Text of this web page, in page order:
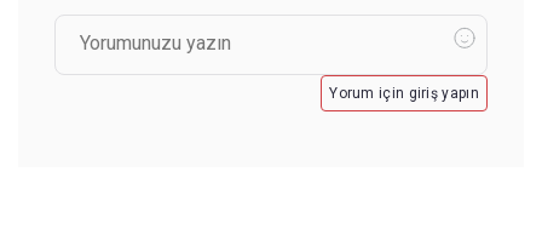
Yorum için giriş yapın